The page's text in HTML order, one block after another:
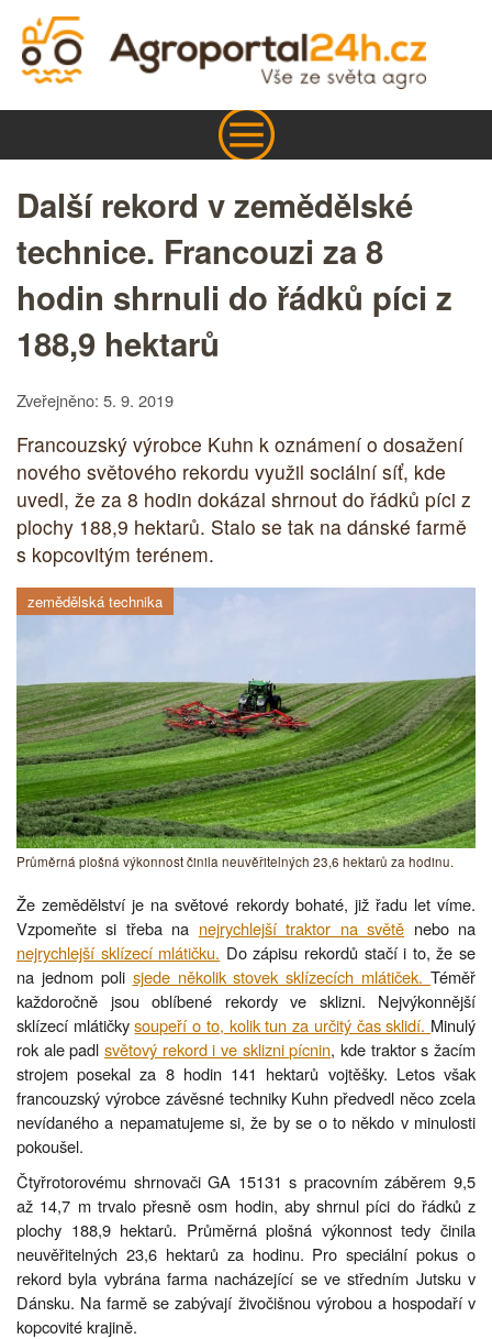
Další rekord v zemědělské
technice. Francouzi za 8
hodin shrnuli do řádků píci z
188,9 hektarů
Zveřejněno: 5. 9. 2019
Francouzský výrobce Kuhn k oznámení o dosažení
nového světového rekordu využil sociální síť, kde
uvedl, že za 8 hodin dokázal shrnout do řádků píci z
plochy 188,9 hektarů. Stalo se tak na dánské farmě
s kopcovitým terénem.
zemědělská technika
Průměrná plošná výkonnost činila neuvěřitelných 23,6 hektarů za hodinu.
Že zemědělství je na světové rekordy bohaté, již řadu let víme.
Vzpomeňte si třeba na nejrychlejší traktor na světě nebo na
nejrychlejší sklízecí mlátičku. Do zápisu rekordů stačí i to, že se
na jednom poli sjede několik stovek sklízecích mlátiček. Téměř
každoročně jsou oblíbené rekordy ve sklizni. Nejvýkonnější
sklízecí mlátičkysoupeří o to, kolik tun za určitý čas sklidí. Minulý
rok ale padl světový rekord i ve sklizni pícnin, kde traktor s žacím
strojem posekal za 8 hodin 141 hektarů vojtěšky. Letos však
francouzský výrobce závěsné techniky Kuhn předvedl něco zcela
nevídaného a nepamatujeme si, že by se o to někdo v minulosti
pokoušel.
Čtyřrotorovému shrnovači GA 15131 s pracovním záběrem 9,5
až 14,7 m trvalo přesně osm hodin, aby shrnul píci do řádků z
plochy 188,9 hektarů. Průměrná plošná výkonnost tedy činila
neuvěřitelných 23,6 hektarů za hodinu. Pro speciální pokus o
rekord byla vybrána farma nacházející se ve středním Jutsku v
Dánsku. Na farmě se zabývají živočišnou výrobou a hospodaří v
kopcovité krajině.